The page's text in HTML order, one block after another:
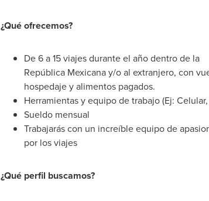
¿Qué ofrecemos?
De 6 a 15 viajes durante el año dentro de la
República Mexicana y/o al extranjero, con
hospedaje y alimentos pagados.
Herramientas y equipo de trabajo (Ej: Celular,
Sueldo mensual
Trabajarás con un increíble equipo de
por los viajes
¿Qué perfil buscamos?